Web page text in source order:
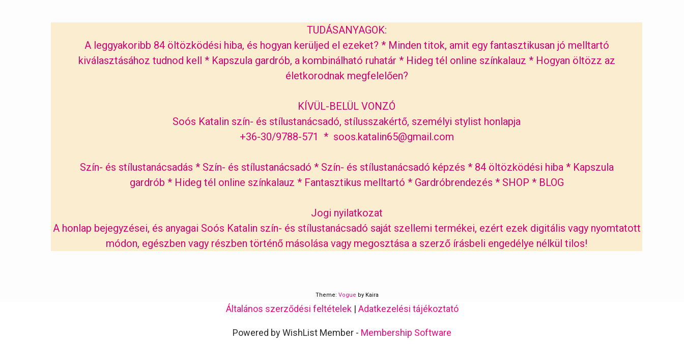
TUDÁSANYAGOK:
A leggyakoribb 84 öltözködési hiba, és hogyan kerüljed el ezeket? * Minden titok, amit egy fantasztikusan jó melltartó
kiválasztásához tudnod kell * Kapszula gardrób, a kombinálható ruhatár * Hideg tél online színkalauz * Hogyan öltözz az
életkorodnak megfelelően?
KÍVÜL-BELÜL VONZÓ
Soós Katalin szín- és stílustanácsadó, stílusszakértő, személyi stylist honlapja
+36-30/9788-571 * soos.katalin65@gmail.com
Szín- és stílustanácsadás * Szín- és stílustanácsadó * Szín- és stílustanácsadó képzés * 84 öltözködési hiba * Kapszula
gardrób * Hideg tél online színkalauz * Fantasztikus melltartó * Gardróbrendezés * SHOP * BLOG
Jogi nyilatkozat
A honlap bejegyzései, és anyagai Soós Katalin szín- és stílustanácsadó saját szellemi termékei, ezért ezek digitális vagy nyomtatott
módon, egészben vagy részben történő másolása vagy megosztása a szerző írásbeli engedélye nélkül tilos!
Theme: Vogue by Kaira
Általános szerződési feltételek| Adatkezelési tájékoztató
Powered by WishList Member - Membership Software